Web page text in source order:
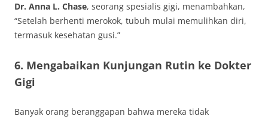
Dr. Anna L. Chase, seorang spesialis gigi, menambahkan,
“Setelah berhenti merokok, tubuh mulai memulihkan diri,
termasuk kesehatan gusi.”
6. Mengabaikan Kunjungan Rutin ke Dokter
Gigi
Banyak orang beranggapan bahwa mereka tidak